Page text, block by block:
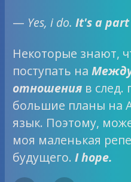
— Yes, i do. It's a
Некоторые знают,
поступать на
отношения в след.
большие планы на
язык. Поэтому,
моя маленькая
будущего.I hope.